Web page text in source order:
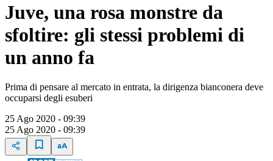
Juve, una rosa monstre da
sfoltire: gli stessi problemi di
un anno fa
Prima di pensare al mercato in entrata, la dirigenza bianconera deve
occuparsi degli esuberi
25 Ago 2020 - 09:39
25 Ago 2020 - 09:39